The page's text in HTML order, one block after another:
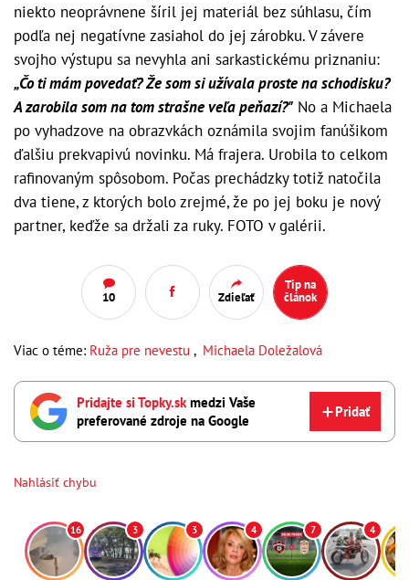
niekto neoprávnene šíril jej materiál bez súhlasu, čím
podľa nej negatívne zasiahol do jej zárobku. V závere
svojho výstupu sa nevyhla ani sarkastickému priznaniu:
„Čo ti mám povedať? Že som si užívala proste na schodisku?
A zarobila som na tom strašne veľa peňazí?" No a Michaela
po vyhadzove na obrazvkách oznámila svojim fanúšikom
ďalšiu prekvapivú novinku. Má frajera. Urobila to celkom
rafinovaným spôsobom. Počas prechádzky totiž natočila
dva tiene, z ktorých bolo zrejmé, že po jej boku je nový
partner, keďže sa držali za ruky. FOTO v galérii.
10 Zdieľať
Tip na
článok
Viac o téme: Ruža pre nevestu , Michaela Doležalová
Pridajte si Topky.sk medzi Vaše
preferované zdroje na Google
Pridať
Nahlásiť chybu
16 3 3 4 7 4